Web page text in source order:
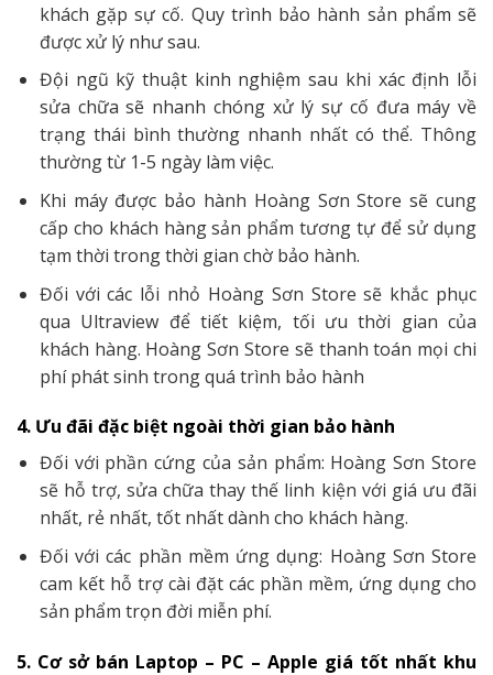
khách gặp sự cố. Quy trình bảo hành sản phẩm sẽ
được xử lý như sau.
Đội ngũ kỹ thuật kinh nghiệm sau khi xác định lỗi
sửa chữa sẽ nhanh chóng xử lý sự cố đưa máy về
trạng thái bình thường nhanh nhất có thể. Thông
thường từ 1-5 ngày làm việc.
Khi máy được bảo hành Hoàng Sơn Store sẽ cung
cấp cho khách hàng sản phẩm tương tự để sử dụng
tạm thời trong thời gian chờ bảo hành.
Đối với các lỗi nhỏ Hoàng Sơn Store sẽ khắc phục
qua Ultraview để tiết kiệm, tối ưu thời gian của
khách hàng. Hoàng Sơn Store sẽ thanh toán mọi chi
phí phát sinh trong quá trình bảo hành
4. Ưu đãi đặc biệt ngoài thời gian bảo hành
Đối với phần cứng của sản phẩm: Hoàng Sơn Store
sẽ hỗ trợ, sửa chữa thay thế linh kiện với giá ưu đãi
nhất, rẻ nhất, tốt nhất dành cho khách hàng.
Đối với các phần mềm ứng dụng: Hoàng Sơn Store
cam kết hỗ trợ cài đặt các phần mềm, ứng dụng cho
sản phẩm trọn đời miễn phí.
5. Cơ sở bán Laptop – PC – Apple giá tốt nhất khu